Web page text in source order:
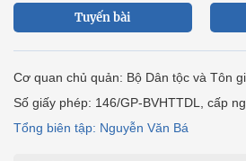
Tuyến bài
Cơ quan chủ quản: Bộ Dân tộc và Tôn
Số giấy phép: 146/GP-BVHTTDL, cấp
Tổng biên tập: Nguyễn Văn Bá